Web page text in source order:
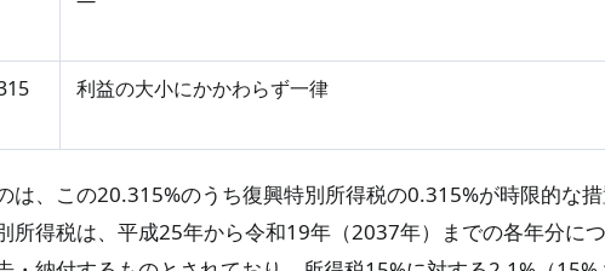
利益の大小にかかわらず一律
は、この20.315%のうち復興特別所得税の0.315%が時限的な
所得税は、平成25年から令和19年（2037年）までの各年分につ